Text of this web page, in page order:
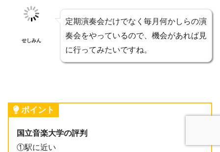
せしみん
定期演奏会だけでなく毎月何かしらの演
奏会をやっているので、機会があれば見
に行ってみたいですね。
ポイント
国立音楽大学の評判
①駅に近い